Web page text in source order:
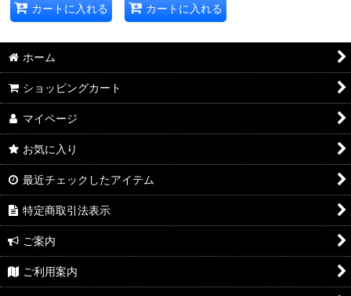
カートに入れる カートに入れる
ホーム
ショッピングカート
マイページ
お気に入り
最近チェックしたアイテム
特定商取引法表示
ご案内
ご利用案内